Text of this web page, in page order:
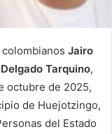
Jairo
Tarquino,
octubre de 2025,
de Huejotzingo,
del Estado